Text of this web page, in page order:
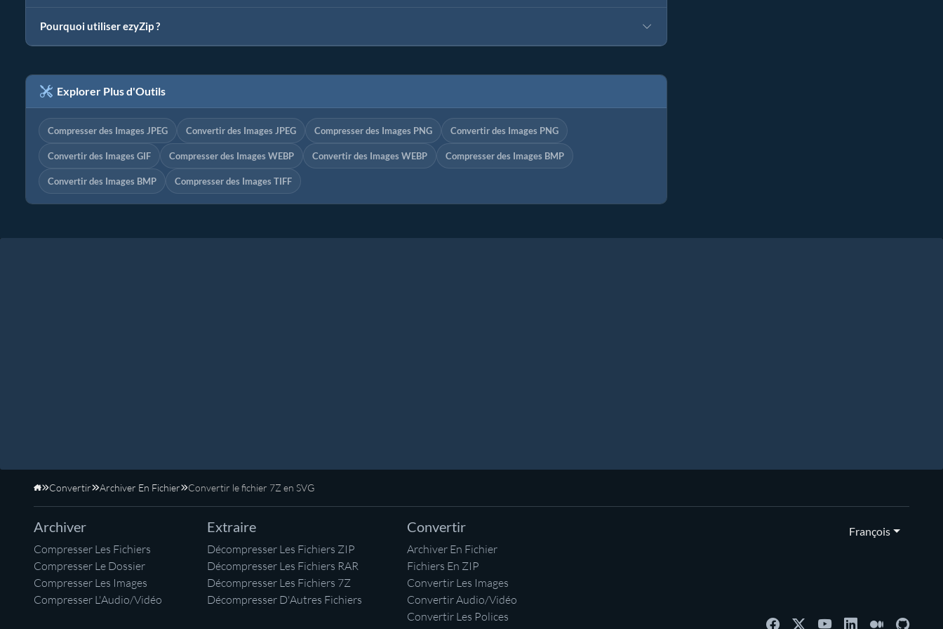
Pourquoi utiliser ezyZip ?
Explorer Plus d'Outils
Compresser des Images JPEG Convertir des Images JPEG Compresser des Images PNG Convertir des Images PNG
Convertir des Images GIF Compresser des Images WEBP Convertir des Images WEBP Compresser des Images BMP
Convertir des Images BMP Compresser des Images TIFF
Accueil
Convertir Archiver En Fichier Convertir le fichier 7Z en SVG
Archiver
Compresser Les Fichiers
Compresser Le Dossier
Compresser Les Images
Compresser L'Audio/Vidéo
Extraire
Décompresser Les Fichiers ZIP
Décompresser Les Fichiers RAR
Décompresser Les Fichiers 7Z
Décompresser D'Autres Fichiers
Convertir
Archiver En Fichier
Fichiers En ZIP
Convertir Les Images
Convertir Audio/Vidéo
Convertir Les Polices
François